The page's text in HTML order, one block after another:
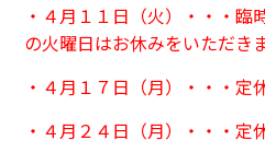
・４月１１日（火）・・・臨
の火曜日はお休みをいただきま
・４月１７日（月）・・・定
・４月２４日（月）・・・定